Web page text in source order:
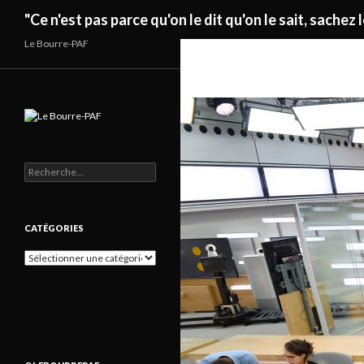
"Ce n'est pas parce qu'on le dit qu'on le sait, sachez
Le Bourre-PAF
Rechercher :
CATÉGORIES
Catégories